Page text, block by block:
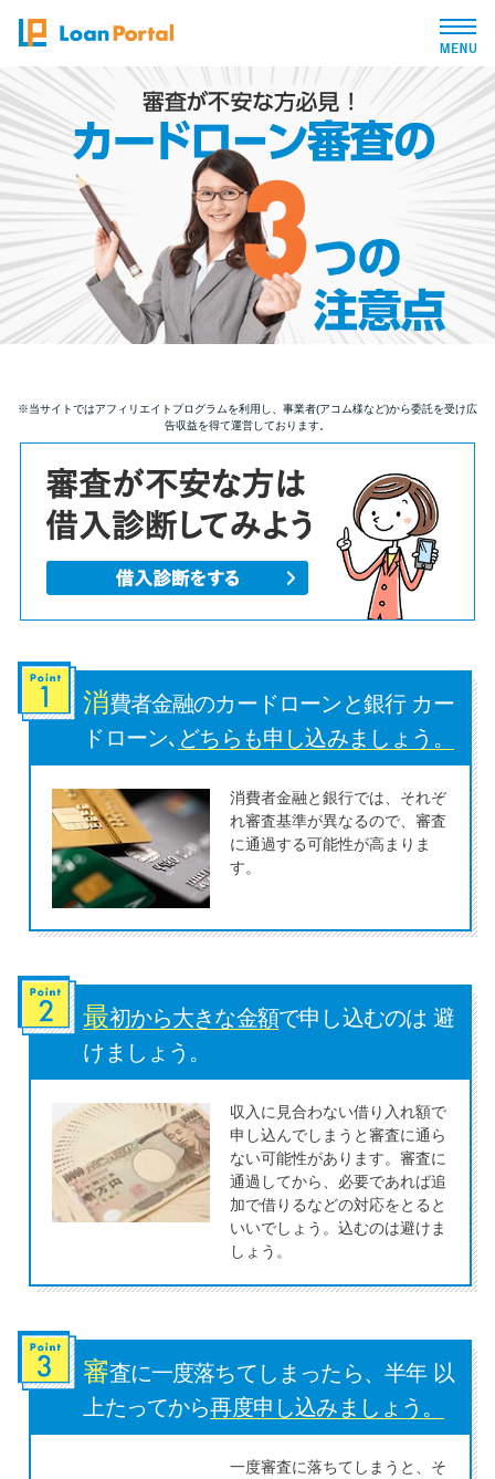
トップページ
おすすめコンテンツ
総合人気ランキング
とにかくすぐ借りたい方向け
審査が不安な方向け
便利なコンテンツ
カードローン診断
特集ページ
リボ払いをそのまま払いきると
損！
カードローンの見直しで40万円
得した話
ードローン
特集ページ一覧
種類や特徴で探す
銀行カードローンを選ぶべき4つ
の理由
種類・特徴別一覧
その他コラム
※当サイトではアフィリエイトプログラムを利用し、事業者(アコム様など)から委託を受け広
告収益を得て運営しております。
消費者金融のカードローンと銀行 カー
ドローン､ どちらも申し込みましょう。
消費者金融と銀行では、それぞ
れ審査基準が異なるので、審査
に通過する可能性が高まりま
す。
最初から大きな金額で申し込むのは 避
けましょう。
収入に見合わない借り入れ額で
申し込んでしまうと審査に通ら
ない可能性があります。審査に
通過してから、必要であれば追
加で借りるなどの対応をとると
いいでしょう。込むのは避けま
しょう。
審査に一度落ちてしまったら、半年 以
上たってから再度申し込みましょう。
一度審査に落ちてしまうと、そ